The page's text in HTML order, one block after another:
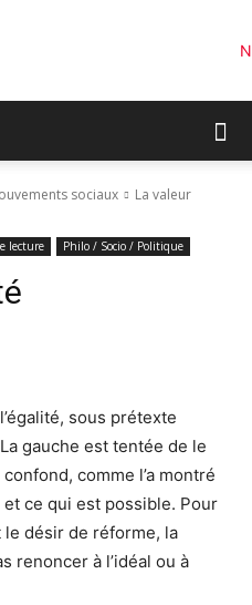
sociaux
La valeur
lecture Philo / Socio / Politique
sous prétexte
gauche est tentée de le
comme l’a montré
ce qui est possible. Pour
le désir de réforme, la
renoncer à l’idéal ou à